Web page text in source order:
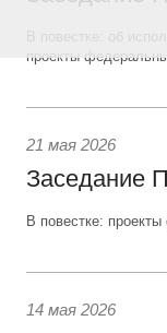
проекты
21 мая 2026
Заседание
В повестке:
14 мая 2026